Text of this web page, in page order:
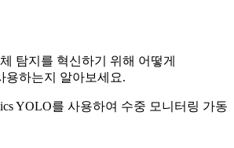
탐지를 혁신하기 위해 어떻게
용하는지 알아보세요.